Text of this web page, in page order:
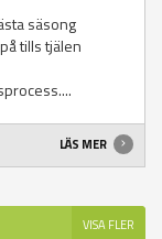
säsong
tills tjälen
LÄS MER
VISA FLER